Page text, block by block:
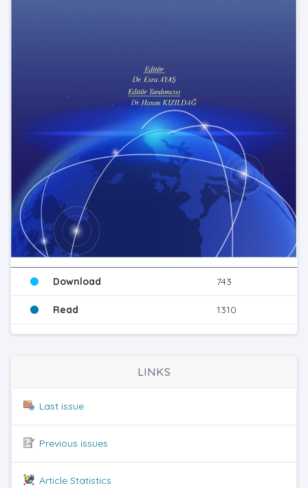
Download 743
Read 1310
LINKS
Last issue
Previous issues
Article Statistics